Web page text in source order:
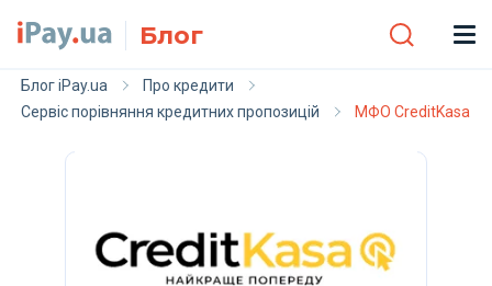
Блог
Блог iPay.ua
Про кредити
Сервіс порівняння кредитних пропозицій
МФО CreditKasa